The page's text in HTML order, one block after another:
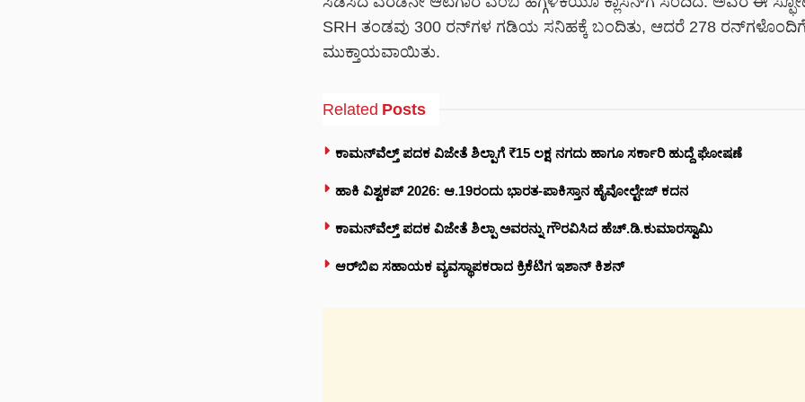
SRH ತಂಡವು 300 ರನ್‌ಗಳ ಗಡಿಯ ಸನಿಹಕ್ಕೆ ಬಂದಿತು, ಆದರೆ 278 ರನ್‌ಗಳೊಂದಿಗೆ
ಮುಕ್ತಾಯವಾಯಿತು.
Related Posts
ಕಾಮನ್‌ವೆಲ್ತ್ ಪದಕ ವಿಜೇತೆ ಶಿಲ್ಪಾಗೆ ₹15 ಲಕ್ಷ ನಗದು ಹಾಗೂ ಸರ್ಕಾರಿ ಹುದ್ದೆ ಘೋಷಣೆ
ಹಾಕಿ ವಿಶ್ವಕಪ್ 2026: ಆ.19ರಂದು ಭಾರತ-ಪಾಕಿಸ್ತಾನ ಹೈವೋಲ್ಟೇಜ್ ಕದನ
ಕಾಮನ್‌ವೆಲ್ತ್ ಪದಕ ವಿಜೇತೆ ಶಿಲ್ಪಾ ಅವರನ್ನು ಗೌರವಿಸಿದ ಹೆಚ್.ಡಿ.ಕುಮಾರಸ್ವಾಮಿ
ಆರ್‌ಬಿಐ ಸಹಾಯಕ ವ್ಯವಸ್ಥಾಪಕರಾದ ಕ್ರಿಕೆಟಿಗ ಇಶಾನ್ ಕಿಶನ್